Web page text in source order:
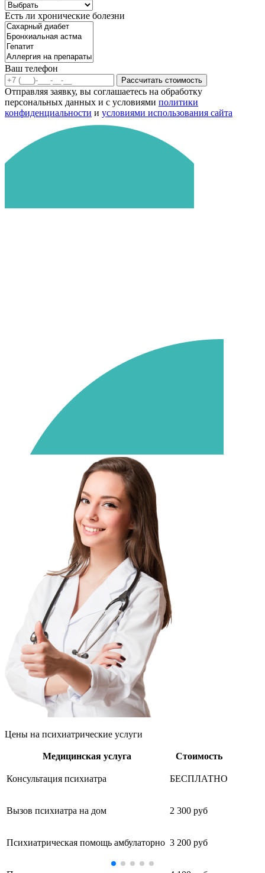
Есть ли хронические болезни
Ваш телефон
Рассчитать стоимость
Отправляя заявку, вы соглашаетесь на обработку
персональных данных и с условиями политики
конфиденциальности и условиями использования сайта
Цены на психиатрические услуги
Медицинская услуга Стоимость
Консультация психиатра БЕСПЛАТНО
Вызов психиатра на дом 2 300 руб
Психиатрическая помощь амбулаторно 3 200 руб